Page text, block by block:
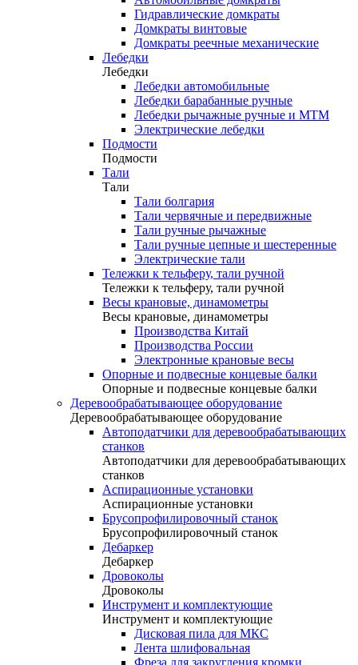
Гидравлические домкраты
Домкраты винтовые
Домкраты реечные механические
Лебедки
Лебедки
Лебедки автомобильные
Лебедки барабанные ручные
Лебедки рычажные ручные и МТМ
Электрические лебедки
Подмости
Подмости
Тали
Тали
Тали болгария
Тали червячные и передвижные
Тали ручные рычажные
Тали ручные цепные и шестеренные
Электрические тали
Тележки к тельферу, тали ручной
Тележки к тельферу, тали ручной
Весы крановые, динамометры
Весы крановые, динамометры
Производства Китай
Производства России
Электронные крановые весы
Опорные и подвесные концевые балки
Опорные и подвесные концевые балки
Деревообрабатывающее оборудование
Деревообрабатывающее оборудование
Автоподатчики для деревообрабатывающих
станков
Автоподатчики для деревообрабатывающих
станков
Аспирационные установки
Аспирационные установки
Брусопрофилировочный станок
Брусопрофилировочный станок
Дебаркер
Дебаркер
Дровоколы
Дровоколы
Инструмент и комплектующие
Инструмент и комплектующие
Дисковая пила для МКС
Лента шлифовальная
Фреза для закругления кромки